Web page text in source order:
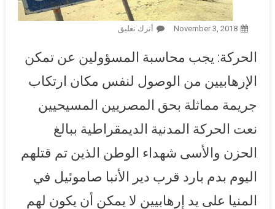
November 3, 2018 أترك تعليق
صموئيل.. وتطالب بمحاسبة
الحركة: يجب محاسبة المسؤولين عن تمكن
الإرهابيين من الوصول لنفس مكان ارتكاب
جريمة مماثلة بحق المصريين المسيحيين
نعت الحركة المدنية الديمقراطية ببالغ
الحزن والأسى شهداء الوطن الذين تم قتلهم
اليوم بدم بارد قرب دير الأنبا صاموئيل في
المنيا على يد إرهابيين لا يمكن أن يكون لهم